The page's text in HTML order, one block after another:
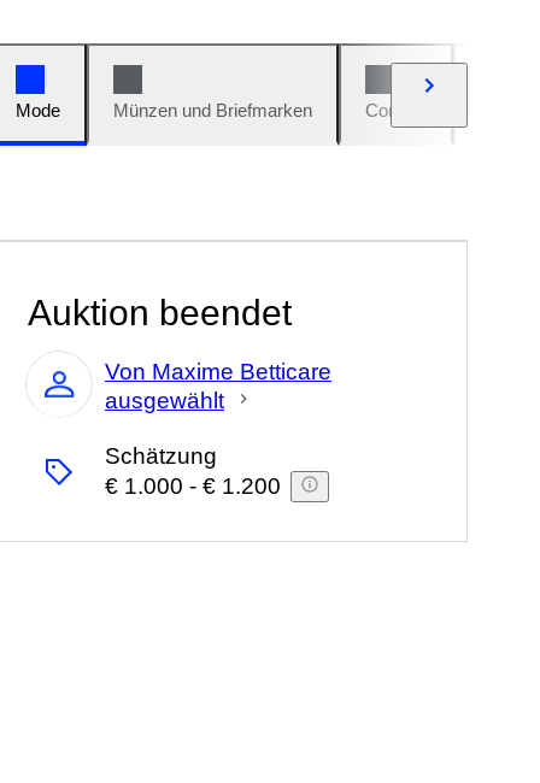
Mode Münzen und Briefmarken Comics
Auktion beendet
Experte
Von Maxime Betticare
ausgewählt
Schätzung
€ 1.000 - € 1.200